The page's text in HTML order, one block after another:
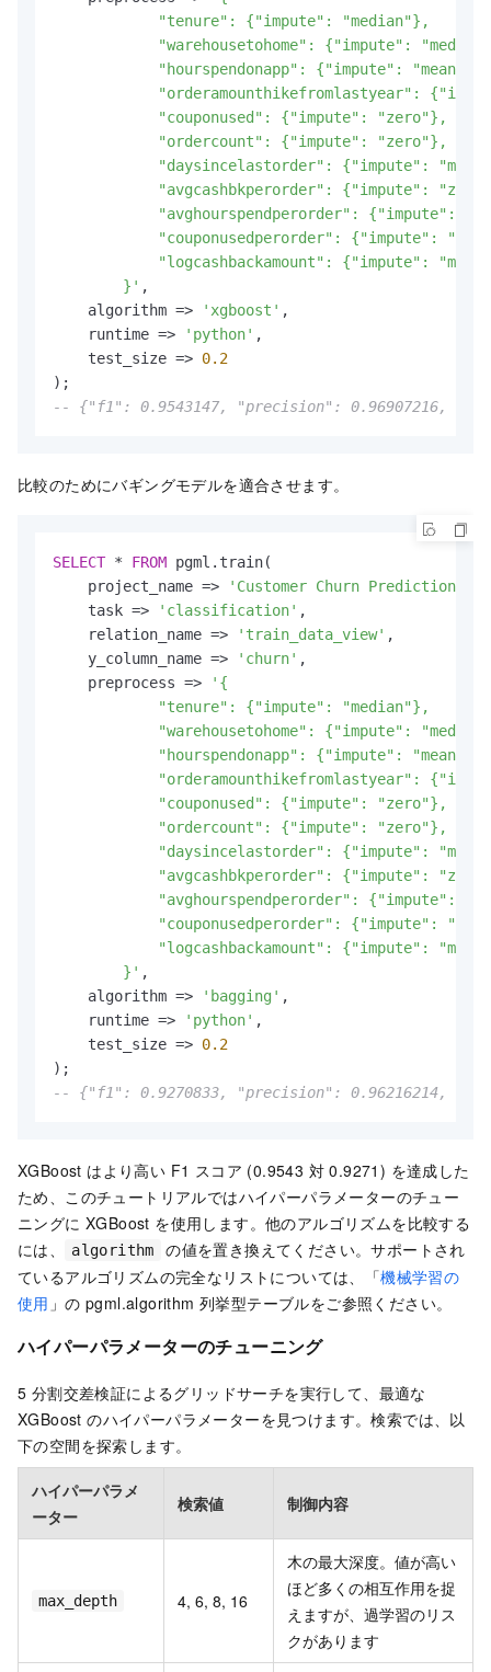
            "tenure": {"impute": "median"},
"warehousetohome": {"impute":
            "hourspendonapp": {"impute": "mean"},
"orderamounthikefromlastyear":
            "couponused": {"impute": "zero"},
            "ordercount": {"impute": "zero"},
"daysincelastorder": {"impute":
"avgcashbkperorder": {"impute":
"avghourspendperorder": {"impute":
"couponusedperorder": {"impute":
            "logcashbackamount": {"impute": "min"}
        }'
,
    algorithm
=> 'xgboost' ,
    runtime
=> 'python' ,
    test_size
=> 0.2
-- {"f1": 0.9543147, "precision": 0.96907216,
比較のためにバギングモデルを適合させます。
SELECT * FROM pgml.train(
    project_name
=>
'Customer Churn Prediction
    task
=> 'classification' ,
    relation_name
=> 'train_data_view' ,
    y_column_name
=> 'churn' ,
    preprocess
=>
'{
            "tenure": {"impute": "median"},
"warehousetohome": {"impute":
            "hourspendonapp": {"impute": "mean"},
"orderamounthikefromlastyear":
            "couponused": {"impute": "zero"},
            "ordercount": {"impute": "zero"},
"daysincelastorder": {"impute":
"avgcashbkperorder": {"impute":
"avghourspendperorder": {"impute":
"couponusedperorder": {"impute":
            "logcashbackamount": {"impute": "min"}
        }'
,
    algorithm
=> 'bagging' ,
    runtime
=> 'python' ,
    test_size
=> 0.2
-- {"f1": 0.9270833, "precision": 0.96216214,
XGBoost はより高い F1 スコア (0.9543 対 0.9271) を達成した
ため、このチュートリアルではハイパーパラメーターのチュー
ニングに XGBoost を使用します。他のアルゴリズムを比較する
には、
algorithm
の値を置き換えてください。サポートされ
ているアルゴリズムの完全なリストについては、「機械学習の
使用 」の pgml.algorithm 列挙型テーブルをご参照ください。
ハイパーパラメーターのチューニング
5 分割交差検証によるグリッドサーチを実行して、最適な
XGBoost のハイパーパラメーターを見つけます。検索では、以
下の空間を探索します。
ハイパーパラメ
ーター
検索値 制御内容
max_depth 4, 6, 8, 16
木の最大深度。値が高い
ほど多くの相互作用を捉
えますが、過学習のリス
クがあります